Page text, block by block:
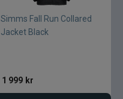
Simms Fall Run Collared
Jacket Black
1 999 kr